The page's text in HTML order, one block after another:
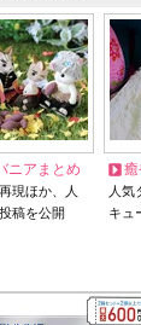
ニアまとめ
現ほか、人
稿を公開
癒
人気
キュ